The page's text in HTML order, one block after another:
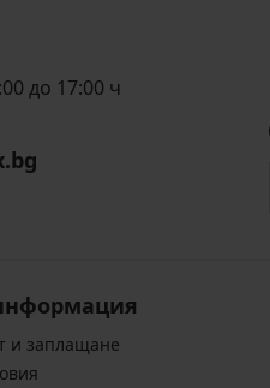
до 17:00 ч
и заплащане